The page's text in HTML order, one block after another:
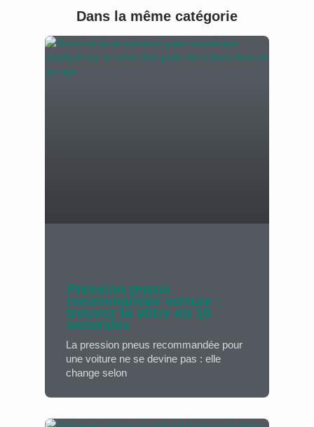
Dans la même catégorie
Pression pneus
recommandée voiture :
trouvez la vôtre en 10
secondes
La pression pneus recommandée pour
une voiture ne se devine pas : elle
change selon